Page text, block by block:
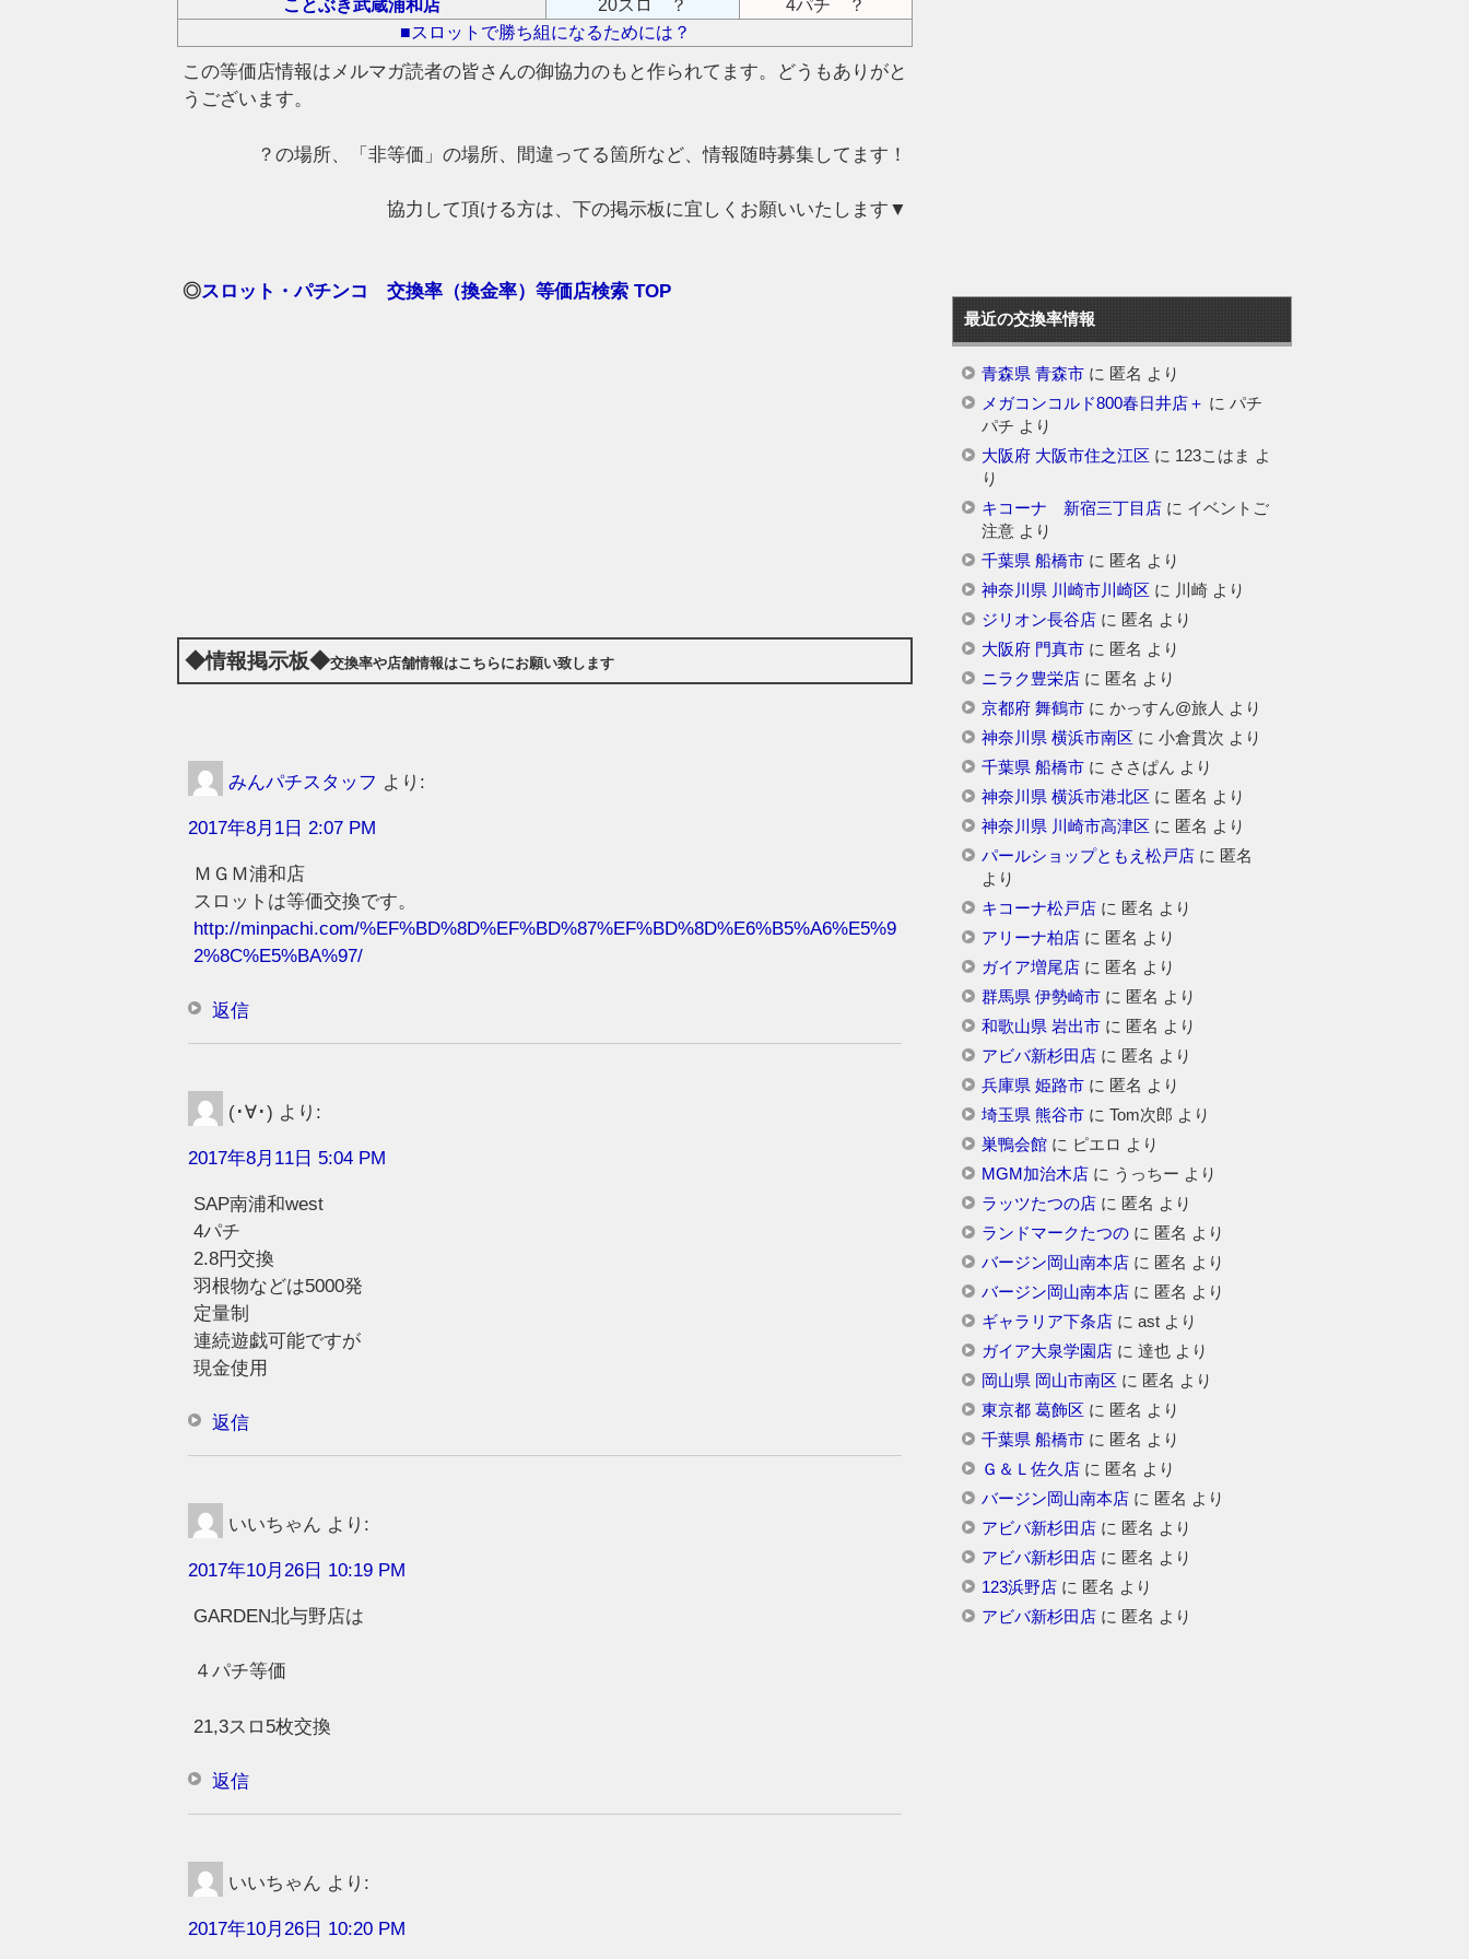
ことぶき武蔵浦和店
20スロ ？
4パチ ？
■スロットで勝ち組になるためには？
この等価店情報はメルマガ読者の皆さんの御協力のもと作られてます。どうもありがと
うございます。
？の場所、「非等価」の場所、間違ってる箇所など、情報随時募集してます！
協力して頂ける方は、下の掲示板に宜しくお願いいたします▼
◎スロット・パチンコ 交換率（換金率）等価店検索 TOP
◆情報掲示板◆交換率や店舗情報はこちらにお願い致します
みんパチスタッフ より:
2017年8月1日 2:07 PM
ＭＧＭ浦和店
スロットは等価交換です。
http://minpachi.com/%EF%BD%8D%EF%BD%87%EF%BD%8D%E6%B5%A6%E5%9
2%8C%E5%BA%97/
返信
(･∀･) より:
2017年8月11日 5:04 PM
SAP南浦和west
4パチ
2.8円交換
羽根物などは5000発
定量制
連続遊戯可能ですが
現金使用
返信
いいちゃん より:
2017年10月26日 10:19 PM
GARDEN北与野店は
４パチ等価
21,3スロ5枚交換
返信
いいちゃん より:
2017年10月26日 10:20 PM
最近の交換率情報
青森県 青森市 に 匿名 より
メガコンコルド800春日井店＋ にパチ
パチ より
大阪府 大阪市住之江区 に 123こはま よ
り
キコーナ 新宿三丁目店 に イベントご
注意 より
千葉県 船橋市 に 匿名 より
神奈川県 川崎市川崎区 に 川崎 より
ジリオン長谷店 に 匿名 より
大阪府 門真市 に 匿名 より
ニラク豊栄店 に 匿名 より
京都府 舞鶴市 にかっすん@旅人 より
神奈川県 横浜市南区 に小倉貫次 より
千葉県 船橋市 に ささぱん より
神奈川県 横浜市港北区 に 匿名 より
神奈川県 川崎市高津区 に 匿名 より
パールショップともえ松戸店 に 匿名
より
キコーナ松戸店 に 匿名 より
アリーナ柏店 に 匿名 より
ガイア増尾店 に 匿名 より
群馬県 伊勢崎市 に 匿名 より
和歌山県 岩出市 に 匿名 より
アビバ新杉田店 に 匿名 より
兵庫県 姫路市 に 匿名 より
埼玉県 熊谷市 にTom次郎 より
巣鴨会館 に ピエロ より
MGM加治木店 に うっちー より
ラッツたつの店 に 匿名 より
ランドマークたつの に 匿名 より
バージン岡山南本店 に 匿名 より
バージン岡山南本店 に 匿名 より
ギャラリア下条店 にast より
ガイア大泉学園店 に達也 より
岡山県 岡山市南区 に 匿名 より
東京都 葛飾区 に 匿名 より
千葉県 船橋市 に 匿名 より
Ｇ＆Ｌ佐久店 に 匿名 より
バージン岡山南本店 に 匿名 より
アビバ新杉田店 に 匿名 より
アビバ新杉田店 に 匿名 より
123浜野店 に 匿名 より
アビバ新杉田店 に 匿名 より